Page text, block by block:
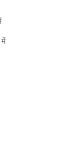
में